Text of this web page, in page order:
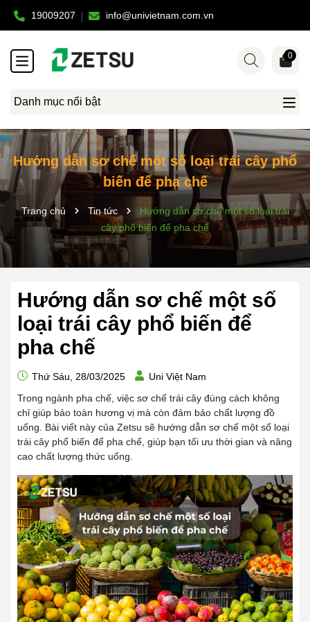
19009207 info@univietnam.com.vn
Danh mục nổi bật
0
Hướng dẫn sơ chế một số loại trái cây phổ
biến để pha chế
Trang chủ Tin tức
Hướng dẫn sơ chế một số loại trái
cây phổ biến để pha chế
Hướng dẫn sơ chế một số
loại trái cây phổ biến để
pha chế
Thứ Sáu, 28/03/2025
Uni Việt Nam
Trong ngành pha chế, việc sơ chế trái cây đúng cách không
chỉ giúp bảo toàn hương vị mà còn đảm bảo chất lượng đồ
uống. Bài viết này của Zetsu sẽ hướng dẫn sơ chế một số loại
trái cây phổ biến để pha chế, giúp bạn tối ưu thời gian và nâng
cao chất lượng thức uống.